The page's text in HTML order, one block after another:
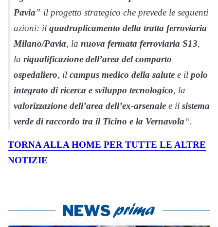
Pavia” il progetto strategico che prevede le seguenti
azioni: il quadruplicamento della tratta ferroviaria
Milano/Pavia, la nuova fermata ferroviaria S13,
la riqualificazione dell’area del comparto
ospedaliero, il campus medico della salute e il polo
integrato di ricerca e sviluppo tecnologico, la
valorizzazione dell’area dell’ex-arsenale e il sistema
verde di raccordo tra il Ticino e la Vernavola“.
TORNA ALLA HOME PER TUTTE LE ALTRE
NOTIZIE